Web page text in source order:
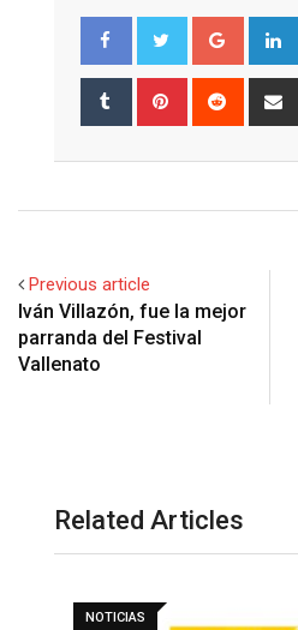
Google+
Tumblr Pinterest Reddit
Previous article
Iván Villazón, fue la mejor
parranda del Festival
Vallenato
Related Articles
NOTICIAS